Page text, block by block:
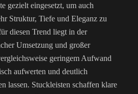
gezielt eingesetzt, um auch
Struktur, Tiefe und Eleganz zu
diesen Trend liegt in der
Umsetzung und großer
geringem Aufwand
aufwerten und deutlich
lassen. Stuckleisten schaffen klare